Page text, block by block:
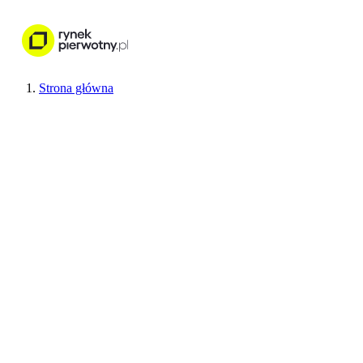
Nieruchomości
Strona główna